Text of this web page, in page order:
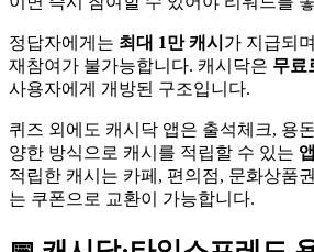
정답자에게는 최대 1만 캐시 가 지급되
재참여가 불가능합니다. 캐시닥은 무료
사용자에게 개방된 구조입니다.
퀴즈 외에도 캐시닥 앱은 출석체크, 용
양한 방식으로 캐시를 적립할 수 있는
적립한 캐시는 카페, 편의점, 문화상품
는 쿠폰으로 교환이 가능합니다.